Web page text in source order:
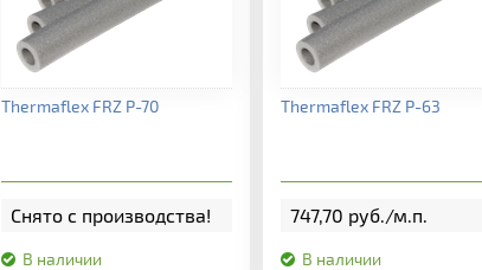
Подробная информация
Thermaflex FRZ P-70
Снято с производства!
В наличии
Подробная информация
Thermaflex FRZ P-63
747,70 руб./м.п.
В наличии